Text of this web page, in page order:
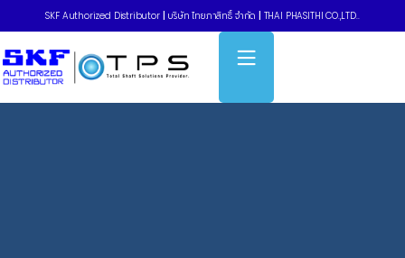
SKF Authorized Distributor บริษัท ไทยภาสิทธิ์ จำกัด THAI PHASITHI CO.,LTD..
Home » TIH Series